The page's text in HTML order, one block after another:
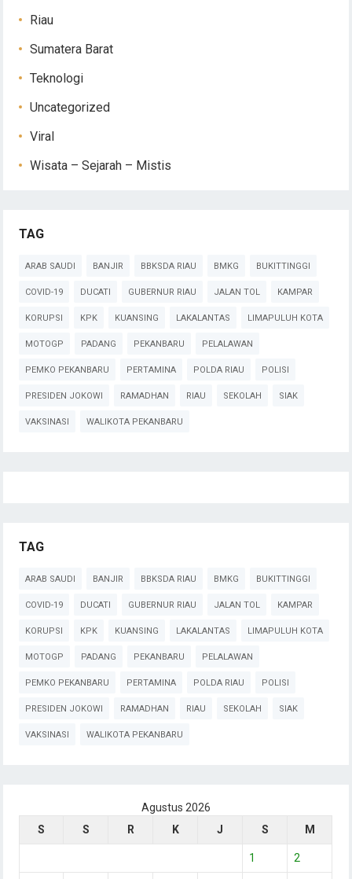
Riau
Sumatera Barat
Teknologi
Uncategorized
Viral
Wisata – Sejarah – Mistis
TAG
ARAB SAUDI BANJIR BBKSDA RIAU BMKG BUKITTINGGI
COVID-19 DUCATI GUBERNUR RIAU JALAN TOL KAMPAR
KORUPSI KPK KUANSING LAKALANTAS LIMAPULUH KOTA
MOTOGP PADANG PEKANBARU PELALAWAN
PEMKO PEKANBARU PERTAMINA POLDA RIAU POLISI
PRESIDEN JOKOWI RAMADHAN RIAU SEKOLAH SIAK
VAKSINASI WALIKOTA PEKANBARU
TAG
ARAB SAUDI BANJIR BBKSDA RIAU BMKG BUKITTINGGI
COVID-19 DUCATI GUBERNUR RIAU JALAN TOL KAMPAR
KORUPSI KPK KUANSING LAKALANTAS LIMAPULUH KOTA
MOTOGP PADANG PEKANBARU PELALAWAN
PEMKO PEKANBARU PERTAMINA POLDA RIAU POLISI
PRESIDEN JOKOWI RAMADHAN RIAU SEKOLAH SIAK
VAKSINASI WALIKOTA PEKANBARU
Agustus 2026
S
S R K J S M
1 2